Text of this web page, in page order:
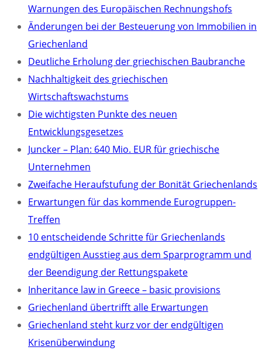
Warnungen des Europäischen Rechnungshofs
Änderungen bei der Besteuerung von Immobilien in
Griechenland
Deutliche Erholung der griechischen Baubranche
Nachhaltigkeit des griechischen
Wirtschaftswachstums
Die wichtigsten Punkte des neuen
Entwicklungsgesetzes
Juncker – Plan: 640 Mio. EUR für griechische
Unternehmen
Zweifache Heraufstufung der Bonität Griechenlands
Erwartungen für das kommende Eurogruppen-
Treffen
10 entscheidende Schritte für Griechenlands
endgültigen Ausstieg aus dem Sparprogramm und
der Beendigung der Rettungspakete
Inheritance law in Greece – basic provisions
Griechenland übertrifft alle Erwartungen
Griechenland steht kurz vor der endgültigen
Krisenüberwindung